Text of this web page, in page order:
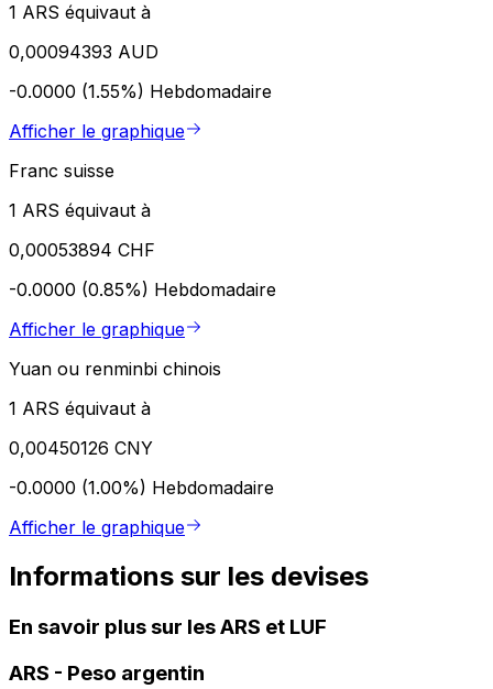
1 ARS équivaut à
0,00094393 AUD
-0.0000 (1.55%) Hebdomadaire
Afficher le graphique
Franc suisse
1 ARS équivaut à
0,00053894 CHF
-0.0000 (0.85%) Hebdomadaire
Afficher le graphique
Yuan ou renminbi chinois
1 ARS équivaut à
0,00450126 CNY
-0.0000 (1.00%) Hebdomadaire
Afficher le graphique
Informations sur les devises
En savoir plus sur les ARS et LUF
ARS - Peso argentin